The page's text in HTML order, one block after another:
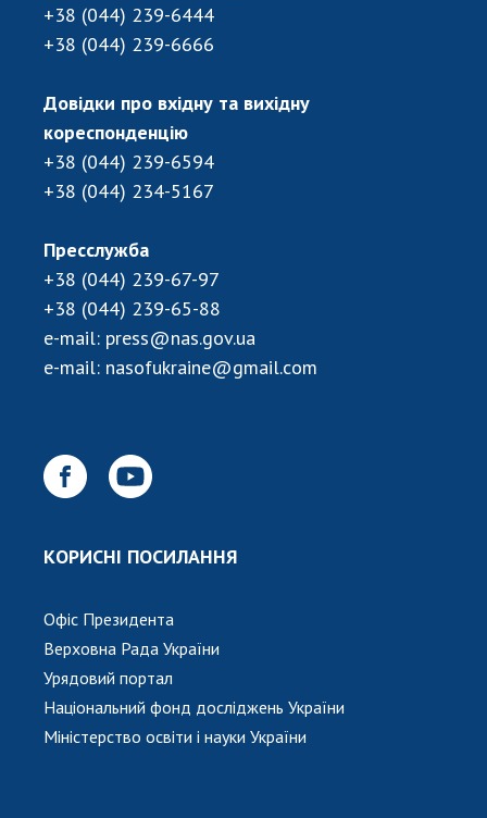
+38 (044) 239-6444
+38 (044) 239-6666
Довідки про вхідну та вихідну
кореспонденцію
+38 (044) 239-6594
+38 (044) 234-5167
Пресслужба
+38 (044) 239-67-97
+38 (044) 239-65-88
e-mail: press@nas.gov.ua
e-mail: nasofukraine@gmail.com
КОРИСНІ ПОСИЛАННЯ
Офіс Президента
Верховна Рада України
Урядовий портал
Національний фонд досліджень України
Міністерство освіти і науки України